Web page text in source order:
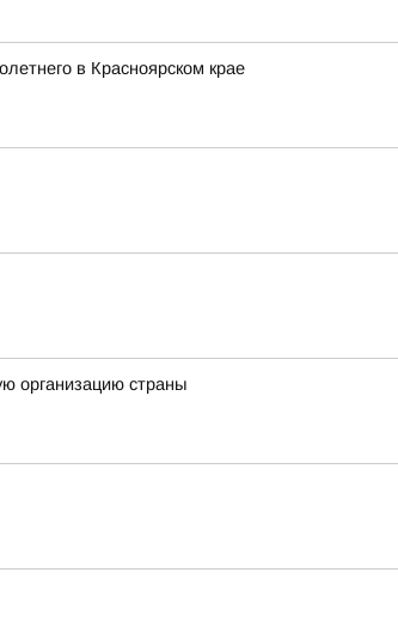
в Красноярском крае
организацию страны